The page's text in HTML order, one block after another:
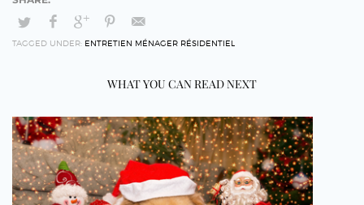
TAGGED UNDER: ENTRETIEN MÉNAGER RÉSIDENTIEL
WHAT YOU CAN READ NEXT